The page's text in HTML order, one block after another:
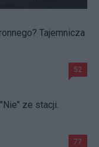
Tajemnicza
52
ze stacji.
77